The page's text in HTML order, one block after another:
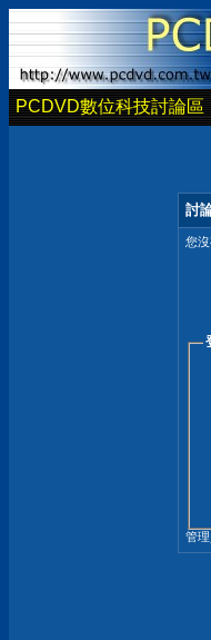
PCDVD數位科技討論區
討
您
管